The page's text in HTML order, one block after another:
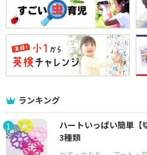
ランキング
1
ハートいっぱい簡単
3種類